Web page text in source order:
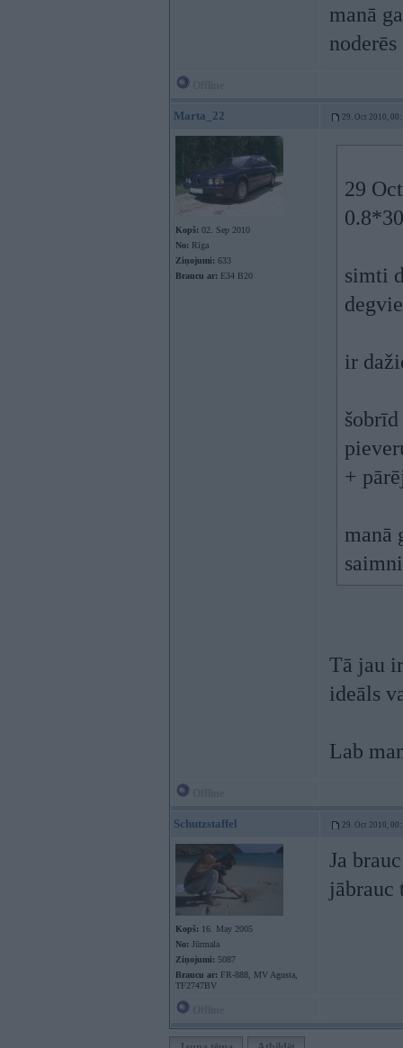
manā
noderēs
Marta_22 29. Oct 2010,
Kopš: 02. Sep 2010
No: Rīga
Ziņojumi: 633
Braucu ar: E34 B20
29
simti
ir
+
manā
Tā jau
ideāls
Lab
Schutzstaffel 29. Oct 2010,
Kopš: 16. May 2005
No: Jūrmala
Ziņojumi: 5087
Braucu ar: FR-888, MV Agusta,
TF2747BV
Ja
jābrauc